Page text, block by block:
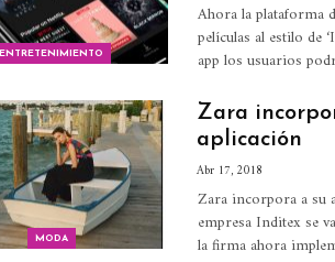
ENTRETENIMIENTO
Ahora la plataforma
películas al estilo de
app los usuarios
MODA
Zara
aplicación
Abr 17, 2018
Zara incorpora a su
empresa Inditex se
la firma ahora